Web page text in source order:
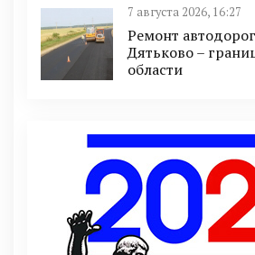
7 августа 2026, 16:27
Ремонт
Дятьково –
области